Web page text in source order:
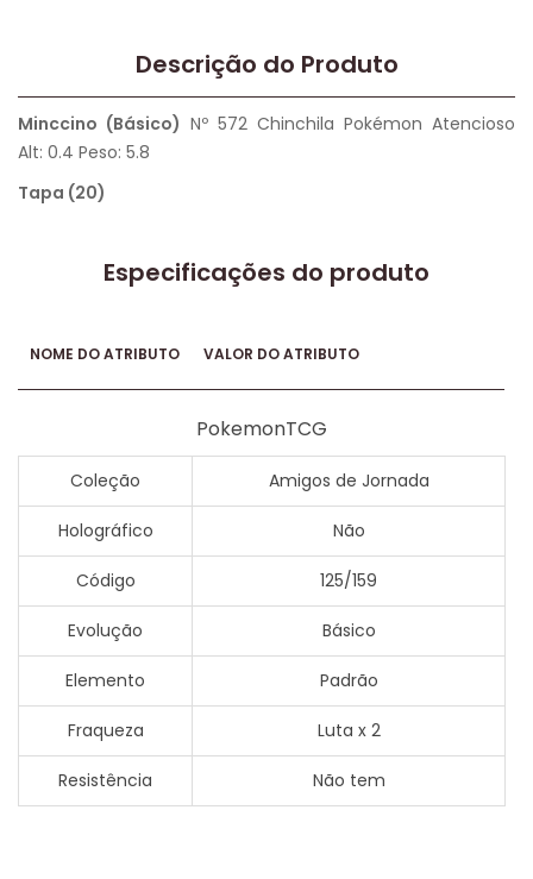
Descrição do Produto
Minccino (Básico) Nº 572 Chinchila Pokémon Atencioso
Alt: 0.4 Peso: 5.8
Tapa (20)
Especificações do produto
NOME DO ATRIBUTO VALOR DO ATRIBUTO
PokemonTCG
Coleção Amigos de Jornada
Holográfico Não
Código 125/159
Evolução Básico
Elemento Padrão
Fraqueza Luta x 2
Resistência Não tem